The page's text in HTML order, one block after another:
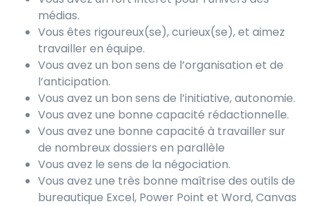
médias.
Vous êtes rigoureux(se), curieux(se), et aimez
travailler en équipe.
Vous avez un bon sens de l’organisation et de
l’anticipation.
Vous avez un bon sens de l’initiative, autonomie.
Vous avez une bonne capacité rédactionnelle.
Vous avez une bonne capacité à travailler sur
de nombreux dossiers en parallèle
Vous avez le sens de la négociation.
Vous avez une très bonne maîtrise des outils de
bureautique Excel, Power Point et Word, Canvas